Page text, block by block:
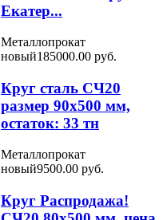
Екатер...
Металлопрокат
новый185000.00 руб.
Круг сталь СЧ20
размер 90х500 мм,
остаток: 33 тн
Металлопрокат
новый9500.00 руб.
Круг Распродажа!